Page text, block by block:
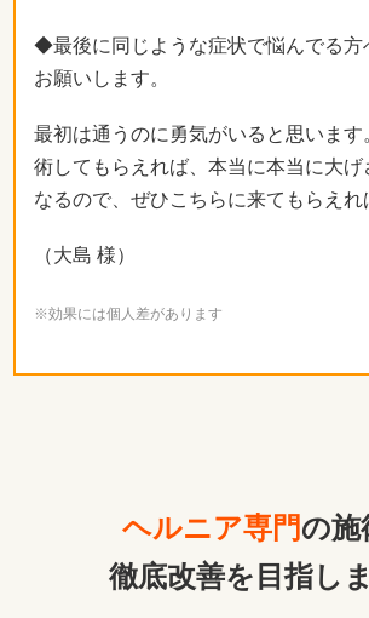
◆最後に同じような症状で悩んでる方
お願いします。
最初は通うのに勇気がいると思いま
術してもらえれば、本当に本当に大げ
なるので、ぜひこちらに来てもらえれ
（大島 様）
※効果には個人差があります
ヘルニア専門の施
徹底改善を目指し